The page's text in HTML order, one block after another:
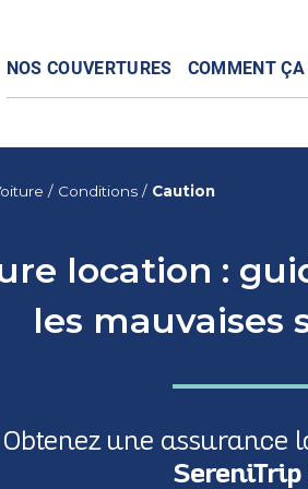
NOS COUVERTURES COMMENT
/ Conditions / Caution
location :
les mauvaises
Obtenez une assurance
SereniTrip